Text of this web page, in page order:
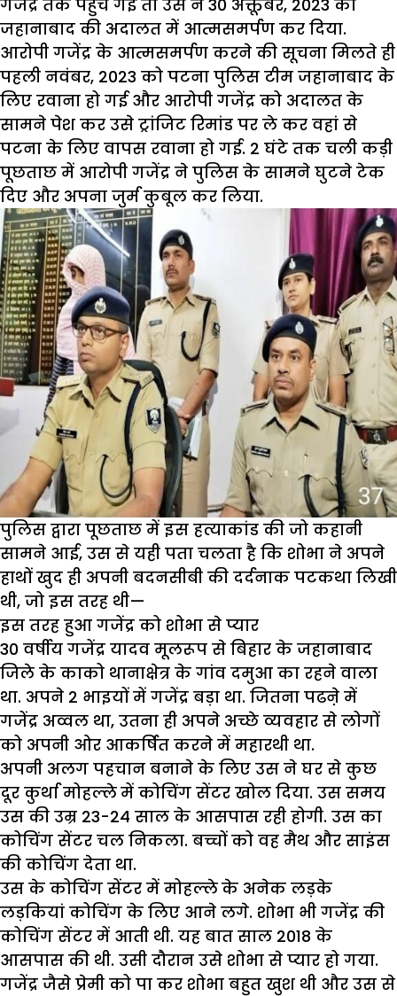
गजेंद्र तक पहुंच गई तो उस ने 30 अक्तूबर, 2023 को
जहानाबाद की अदालत में आत्मसमर्पण कर दिया.
आरोपी गजेंद्र के आत्मसमर्पण करने की सूचना मिलते ही
पहली नवंबर, 2023 को पटना पुलिस टीम जहानाबाद के
लिए रवाना हो गई और आरोपी गजेंद्र को अदालत के
सामने पेश कर उसे ट्रांजिट रिमांड पर ले कर वहां से
पटना के लिए वापस रवाना हो गई. 2 घंटे तक चली कड़ी
पूछताछ में आरोपी गजेंद्र ने पुलिस के सामने घुटने टेक
दिए और अपना जुर्म कुबूल कर लिया.
पुलिस द्वारा पूछताछ में इस हत्याकांड की जो कहानी
सामने आई, उस से यही पता चलता है कि शोभा ने अपने
हाथों खुद ही अपनी बदनसीबी की दर्दनाक पटकथा लिखी
थी, जो इस तरह थी—
इस तरह हुआ गजेंद्र को शोभा से प्यार
30 वर्षीय गजेंद्र यादव मूलरूप से बिहार के जहानाबाद
जिले के काको थानाक्षेत्र के गांव दमुआ का रहने वाला
था. अपने 2 भाइयों में गजेंद्र बड़ा था. जितना पढऩे में
गजेंद्र अव्वल था, उतना ही अपने अच्छे व्यवहार से लोगों
को अपनी ओर आकर्षित करने में महारथी था.
अपनी अलग पहचान बनाने के लिए उस ने घर से कुछ
दूर कुर्था मोहल्ले में कोचिंग सेंटर खोल दिया. उस समय
उस की उम्र 23-24 साल के आसपास रही होगी. उस का
कोचिंग सेंटर चल निकला. बच्चों को वह मैथ और साइंस
की कोचिंग देता था.
उस के कोचिंग सेंटर में मोहल्ले के अनेक लड़के
लड़कियां कोचिंग के लिए आने लगे. शोभा भी गजेंद्र की
कोचिंग सेंटर में आती थी. यह बात साल 2018 के
आसपास की थी. उसी दौरान उसे शोभा से प्यार हो गया.
गजेंद्र जैसे प्रेमी को पा कर शोभा बहुत खुश थी और उस से